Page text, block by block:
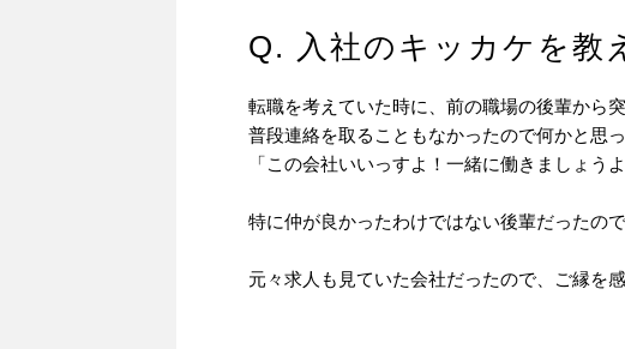
Q. 入社のキッカケを教
転職を考えていた時に、前の職場の後輩から
普段連絡を取ることもなかったので何かと思っ
「この会社いいっすよ！一緒に働きましょう
特に仲が良かったわけではない後輩だったの
元々求人も見ていた会社だったので、ご縁を